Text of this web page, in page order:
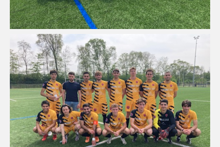
VIDÉOTHÈQUE
LOGOTHÈQUE
AFFICHES
PALMARÈS
PARTENAIRES